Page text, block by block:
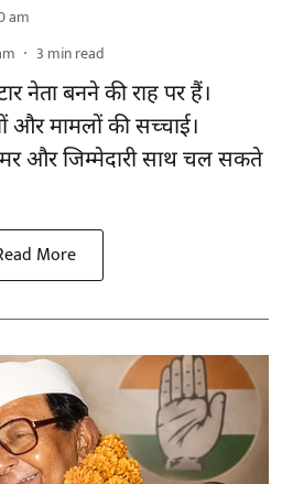
am
3 min read
नेता बनने की राह पर हैं।
और मामलों की सच्चाई।
और जिम्मेदारी साथ चल सकते
More